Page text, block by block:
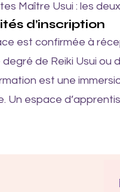
Maître Usui : les
d’inscription
est confirmée à
de Reiki Usui ou
est une
Un espace